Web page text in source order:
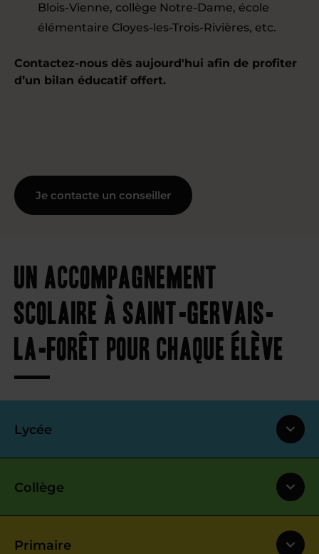
Blois-Vienne, collège Notre-Dame, école
élémentaire Cloyes-les-Trois-Rivières, etc.
Contactez-nous dès aujourd'hui afin de profiter
d’un bilan éducatif offert.
Je contacte un conseiller
Un accompagnement
scolaire à Saint-Gervais-
la-Forêt pour chaque élève
Lycée
Collège
Primaire